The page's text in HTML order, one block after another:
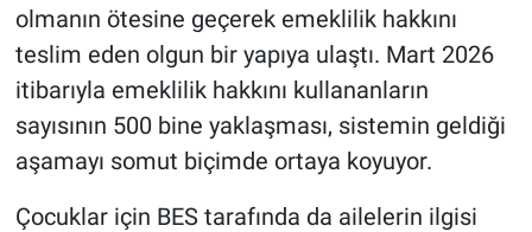
olmanın ötesine geçerek emeklilik hakkını
teslim eden olgun bir yapıya ulaştı. Mart 2026
itibarıyla emeklilik hakkını kullananların
sayısının 500 bine yaklaşması, sistemin geldiği
aşamayı somut biçimde ortaya koyuyor.
Çocuklar için BES tarafında da ailelerin ilgisi